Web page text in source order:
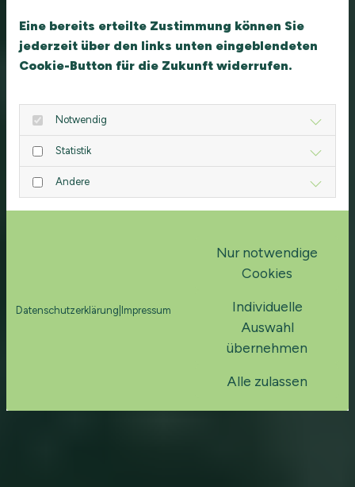
Seilgarten
Eine bereits erteilte Zustimmung können Sie
jederzeit über den links unten eingeblendeten
Cookie-Button für die Zukunft widerrufen.
Notwendig
Statistik
Andere
Datenschutzerklärung Impressum
Nur notwendige
Cookies
Individuelle
Auswahl
übernehmen
Alle zulassen